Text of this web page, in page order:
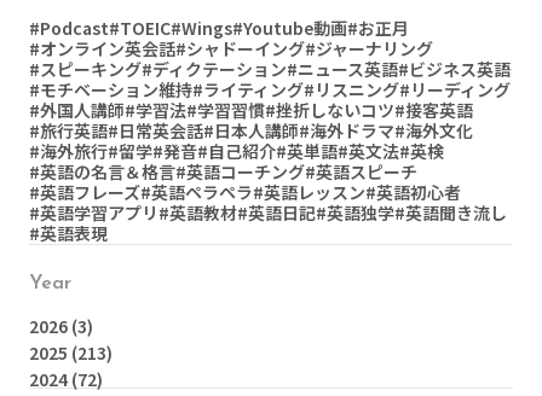
#Podcast#TOEIC#Wings#Youtube動画#お正月
#オンライン英会話#シャドーイング#ジャーナリング
#スピーキング#ディクテーション#ニュース英語#ビジネス英語
#モチベーション維持#ライティング#リスニング#リーディング
#外国人講師#学習法#学習習慣#挫折しないコツ#接客英語
#旅行英語#日常英会話#日本人講師#海外ドラマ#海外文化
#海外旅行#留学#発音#自己紹介#英単語#英文法#英検
#英語の名言＆格言#英語コーチング#英語スピーチ
#英語フレーズ#英語ペラペラ#英語レッスン#英語初心者
#英語学習アプリ #英語教材#英語日記#英語独学#英語聞き流し
#英語表現
Year
2026 (3)
2025 (213)
2024(72)